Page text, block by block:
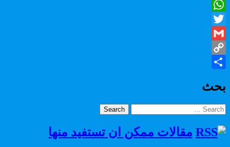
Facebook
WhatsApp
Twitter
Gmail
Copy
بحث
Search
for:
مقالات ممكن ان تستفيد منها